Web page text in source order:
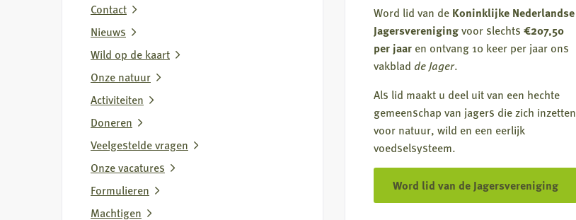
vermeende
wolvenstroperij
Contact
Nieuws
Wild op de kaart
Onze natuur
Activiteiten
Doneren
Veelgestelde vragen
Onze vacatures
Formulieren
Machtigen
Word lid van de Koninklijke Nederlandse
Jagersverenigingvoor slechts €207,50
per jaaren ontvang 10 keer per jaar ons
vakblad de Jager.
Als lid maakt u deel uit van een hechte
gemeenschap van jagers die zich inzetten
voor natuur, wild en een eerlijk
voedselsysteem.
Word lid van de Jagersvereniging